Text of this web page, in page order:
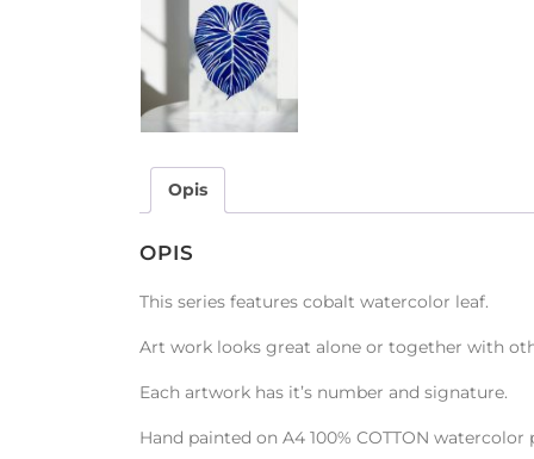
Opis
OPIS
This series features cobalt watercolor leaf.
Art work looks great alone or together with
Each artwork has it’s number and signature.
Hand painted on A4 100% COTTON watercolor